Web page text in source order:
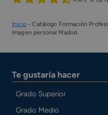
Inicio-Catálogo Formación
Imagen personal Madrid
Te gustaría hacer
Grado Superior
Grado Medio